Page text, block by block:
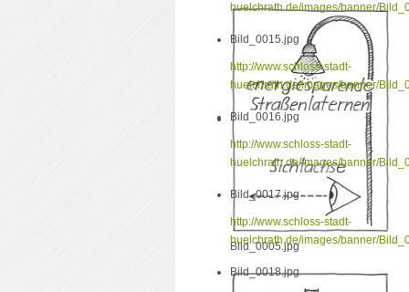
Bild_0005.jpg
huelchrath.de/images/banner/
Bild_0015.jpg
http://www.schloss-stadt-
huelchrath.de/images/banner/
Bild_0016.jpg
http://www.schloss-stadt-
huelchrath.de/images/banner/
Bild_0017.jpg
http://www.schloss-stadt-
huelchrath.de/images/banner/
Bild_0018.jpg